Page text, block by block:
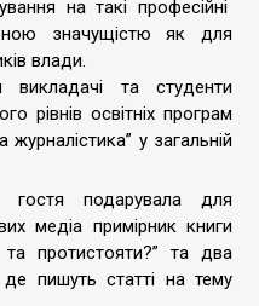
на такі професійні
значущістю як для
влади.
та студенти
рівнів освітніх програм
у загальній
подарувала для
медіа примірник книги
протистояти?” та два
де пишуть статті на тему